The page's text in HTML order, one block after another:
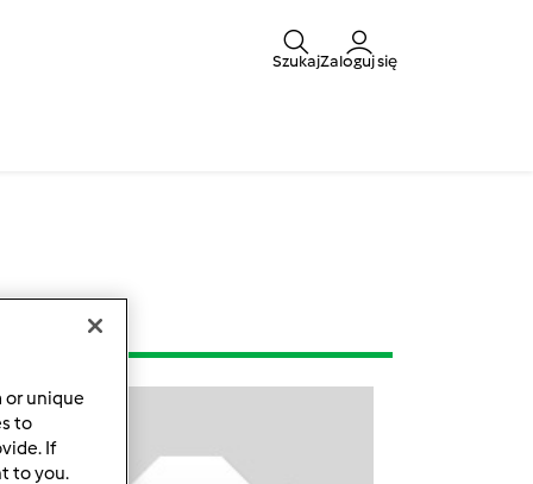
SzukajZaloguj się
or unique
to
If
to you.